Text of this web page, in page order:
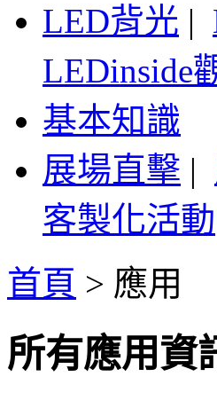
LED背光 |
LEDinside
基本知識
展場直擊 |
客製化活動
首頁 > 應用
所有應用資